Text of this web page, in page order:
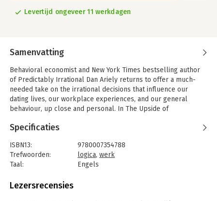
Levertijd ongeveer 11 werkdagen
Samenvatting
Behavioral economist and New York Times bestselling author
of Predictably Irrational Dan Ariely returns to offer a much-
needed take on the irrational decisions that influence our
dating lives, our workplace experiences, and our general
behaviour, up close and personal. In The Upside of
many ways in which our behaviour often leads us astray in
workplace, and our temptations to cheat. Blending everyday
experience with groundbreaking research, Ariely explains how
expectations, emotions, social norms and other invisible,
Specificaties
ISBN13:
9780007354788
Trefwoorden:
logica, werk
Taal:
Engels
Aantal pagina's:
Lezersrecensies